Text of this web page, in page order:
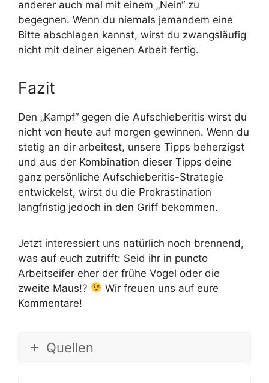
anderer auch mal mit einem „Nein“ zu
begegnen. Wenn du niemals jemandem eine
Bitte abschlagen kannst, wirst du zwangsläufig
nicht mit deiner eigenen Arbeit fertig.
Fazit
Den „Kampf“ gegen die Aufschieberitis wirst du
nicht von heute auf morgen gewinnen. Wenn du
stetig an dir arbeitest, unsere Tipps beherzigst
und aus der Kombination dieser Tipps deine
ganz persönliche Aufschieberitis-Strategie
entwickelst, wirst du die Prokrastination
langfristig jedoch in den Griff bekommen.
Jetzt interessiert uns natürlich noch brennend,
was auf euch zutrifft: Seid ihr in puncto
Arbeitseifer eher der frühe Vogel oder die
zweite Maus!?
Wir freuen uns auf eure
Kommentare!
Quellen